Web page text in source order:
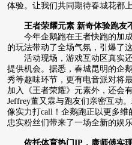
体验。让我们共同期待春城花都
王者荣耀元素 新奇体验跑友
今年企鹅跑在王者快跑的加
的玩法带动了全场气氛，引爆了
活动现场，游戏互动区真实
提供机会。据悉，春城昆明的企
秀等趣味环节，更有电音派对将
加入《王者荣耀》元素外，还会
Jeffrey董又霖与跑友们亲密互动
像实力打call！企鹅跑正以更多
忠实粉丝们带来了一场全新的娱乐
依托体育热门IP ，康师傅实